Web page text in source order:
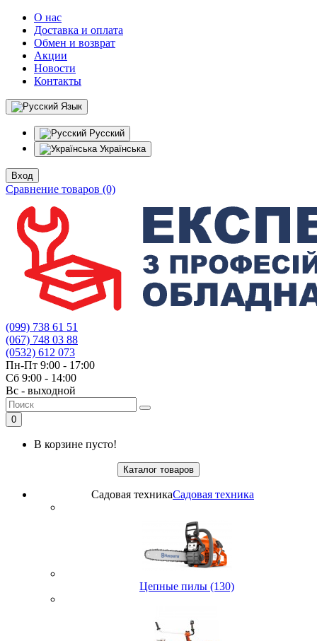
О нас
Доставка и оплата
Обмен и возврат
Акции
Новости
Контакты
Язык
Русский
Українська
Вход
Сравнение товаров (0)
(099) 738 61 51
(067) 748 03 88
(0532) 612 073
Пн-Пт 9:00 - 17:00
Сб 9:00 - 14:00
Вс - выходной
0
В корзине пусто!
Каталог товаров
Садовая техникаСадовая техника
Цепные пилы (130)